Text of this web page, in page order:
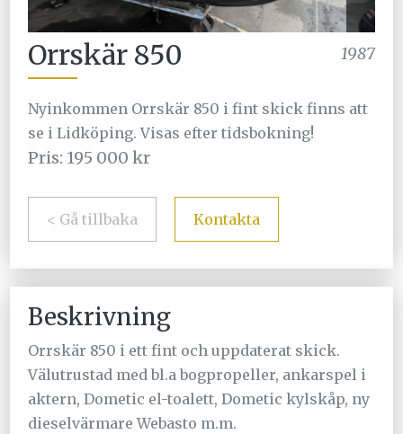
Orrskär 850 1987
Nyinkommen Orrskär 850 i fint skick finns att
se i Lidköping. Visas efter tidsbokning!
Pris: 195 000 kr
< Gå tillbaka Kontakta
Beskrivning
Orrskär 850 i ett fint och uppdaterat skick.
Välutrustad med bl.a bogpropeller, ankarspel i
aktern, Dometic el-toalett, Dometic kylskåp, ny
dieselvärmare Webasto m.m.